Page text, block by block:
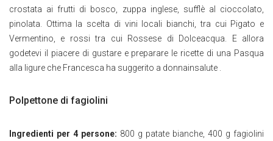
crostata ai frutti di bosco, zuppa inglese, sufflè al cioccolato,
pinolata. Ottima la scelta di vini locali bianchi, tra cui Pigato e
Vermentino, e rossi tra cui Rossese di Dolceacqua. E allora
godetevi il piacere di gustare e preparare le ricette di una Pasqua
alla ligure che Francesca ha suggerito a donnainsalute .
Polpettone di fagiolini
Ingredienti per 4 persone: 800 g patate bianche, 400 g fagiolini